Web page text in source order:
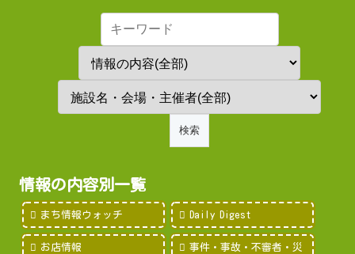
情報の内容別一覧
まち情報ウォッチ Daily Digest
お店情報
事件・事故・不審者・災